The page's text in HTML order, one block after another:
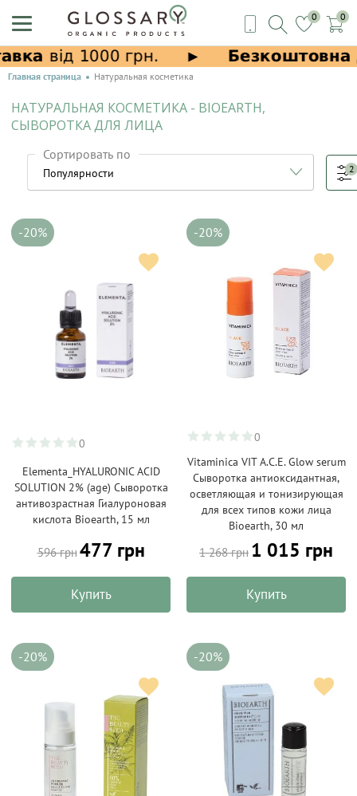
0 0
Главная страница Натуральная косметика
НАТУРАЛЬНАЯ КОСМЕТИКА - BIOEARTH,
СЫВОРОТКА ДЛЯ ЛИЦА
Сортировать по
2
-20%
0
Elementa_HYALURONIC ACID
SOLUTION 2% (age) Сыворотка
антивозрастная Гиалуроновая
кислота Bioearth, 15 мл
596 грн477 грн
Купить
-20%
0
Vitaminica VIT A.C.E. Glow serum
Сыворотка антиоксидантная,
осветляющая и тонизирующая
для всех типов кожи лица
Bioearth, 30 мл
1 268 грн 1 015 грн
Купить
-20% -20%